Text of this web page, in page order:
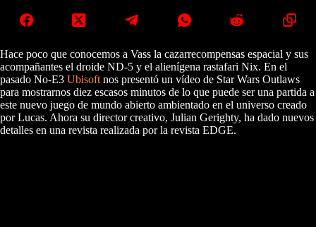
Hace poco que conocemos a Vass la cazarrecompensas espacial y sus
acompañantes el droide ND-5 y el alienígena rastafari Nix. En el
pasado No-E3 Ubisoft nos presentó un vídeo de Star Wars Outlaws
para mostrarnos diez escasos minutos de lo que puede ser una partida a
este nuevo juego de mundo abierto ambientado en el universo creado
por Lucas. Ahora su director creativo, Julian Gerighty, ha dado nuevos
detalles en una revista realizada por la revista EDGE.